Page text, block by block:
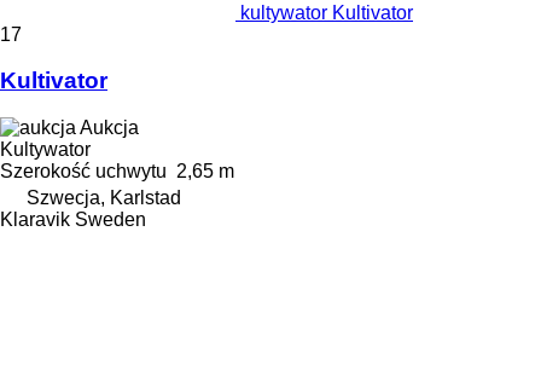
kultywator Kultivator
17
Kultivator
Aukcja
Kultywator
Szerokość uchwytu 2,65 m
Szwecja, Karlstad
Klaravik Sweden